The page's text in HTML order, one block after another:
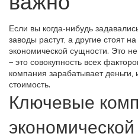
Если вы когда‑нибудь
заводы растут, а другие стоят
экономической сущности. Это
– это совокупность всех
компания зарабатывает деньги,
стоимость.
Ключевые